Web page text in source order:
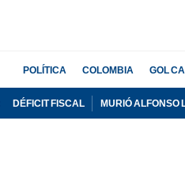
POLÍTICA COLOMBIA GOL
DÉFICIT FISCAL MURIÓ ALFONSO